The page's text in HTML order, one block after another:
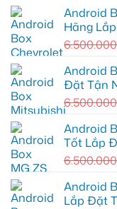
ghi
mọi
cung
đường
tại
Quận
xem
Youtube
Android
box
Geely
EX2
tại
Quận
Gò
Vấp
xem
YouTube
dẫn
đường
Android
Hãng
6.500.000
Android
Đặt Tận
6.500.000
Android
Tốt Lắp
6.500.000
Android
Lắp Đặt